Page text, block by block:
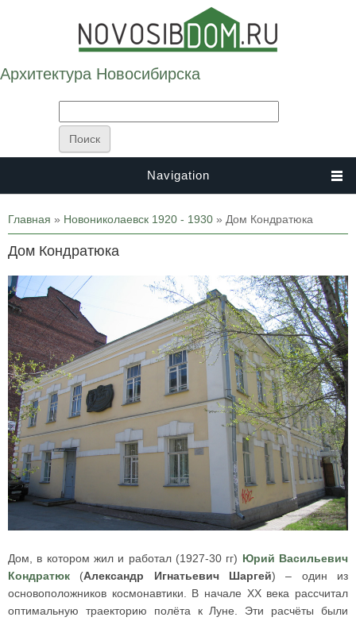
Архитектура Новосибирска
Navigation
Вы здесь
Главная » Новониколаевск 1920 - 1930 » Дом Кондратюка
Дом Кондратюка
Дом, в котором жил и работал (1927-30 гг) Юрий Васильевич
Кондратюк
(Александр Игнатьевич Шаргей) – один из
основоположников космонавтики. В начале XX века рассчитал
оптимальную траекторию полёта к Луне. Эти расчёты были